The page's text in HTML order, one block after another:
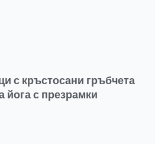
с кръстосани гръбчета
йога с презрамки